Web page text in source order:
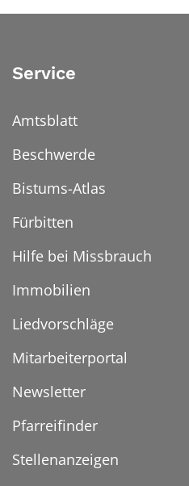
Service
Amtsblatt
Beschwerde
Bistums-Atlas
Fürbitten
Hilfe bei Missbrauch
Immobilien
Liedvorschläge
Mitarbeiterportal
Newsletter
Pfarreifinder
Stellenanzeigen